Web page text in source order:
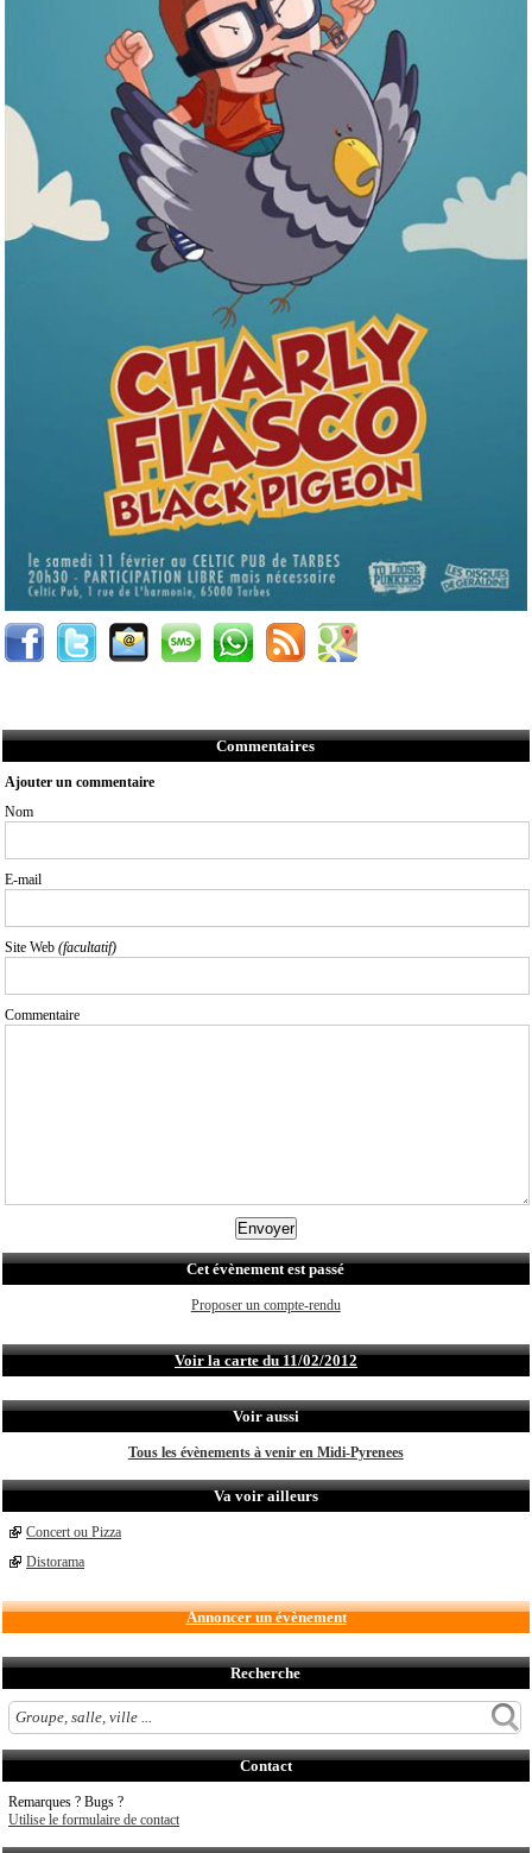
Commentaires
Ajouter un commentaire
Nom
E-mail
Site Web (facultatif)
Commentaire
Cet évènement est passé
Proposer un compte-rendu
Voir la carte du 11/02/2012
Voir aussi
Tous les évènements à venir en Midi-Pyrenees
Va voir ailleurs
Concert ou Pizza
Distorama
Annoncer un évènement
Recherche
Contact
Remarques ? Bugs ?
Utilise le formulaire de contact